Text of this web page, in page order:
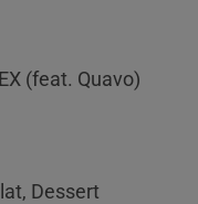
(feat. Quavo)
Dessert